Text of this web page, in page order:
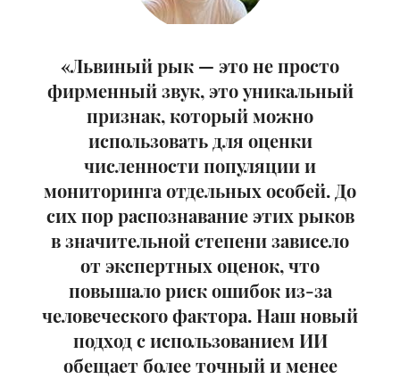
«Львиный рык — это не просто
фирменный звук, это уникальный
признак, который можно
использовать для оценки
численности популяции и
мониторинга отдельных особей. До
сих пор распознавание этих рыков
в значительной степени зависело
от экспертных оценок, что
повышало риск ошибок из-за
человеческого фактора. Наш новый
подход с использованием ИИ
обещает более точный и менее